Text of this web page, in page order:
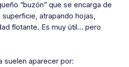
“buzón” que se encarga de
atrapando hojas,
flotante. Es muy útil… pero
suelen aparecer por: